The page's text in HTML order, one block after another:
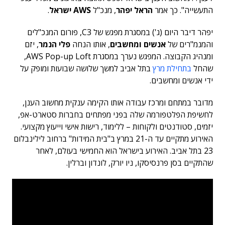
התעשייה". כך אמר הראל יפהר, מנכ"לAWSישראל.
יפהר דיבר היום (ג') במסגרת מפגש של C3, פורום המנכ"לים
והמנמ"רים שלאנשים ומחשבים, אותו הנחה פלי הנמר, יזם
ומנהיג הקבוצה. המפגש נערך במסגרת AWS Pop-up Loft,
שהחל בתחילת מרץבתל אביב למשך שלושה שבועות ומופק על
ידי אנשים ומחשבים.
מדובר במתחם ומרכז עבודה אותו הקימה ענקית מחשוב הענן,
לחשיפת הפלטפורמה שלה בפני מפתחים בחברות סטארט-אפ,
יזמים, סטודנטים ולקוחות – ללימוד, רישות אישי וייעוץ מקצועי.
האירוע מתקיים עד ה-21 במרץ ב"בית המידות" ברחוב לילינבלום
23 בתל אביב. האירוע בישראל הוא החמישי בעולם, לאחר
שהתקיים בסן פרנסיסקו, ניו יורק, לונדון וברלין.